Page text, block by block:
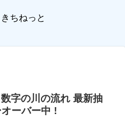
ちねっと
字の川の流れ 最新抽
ーバー中 !